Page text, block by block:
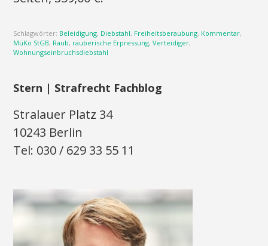
Schlagwörter: Beleidigung, Diebstahl, Freiheitsberaubung, Kommentar,
MüKo StGB, Raub, räuberische Erpressung,Verteidiger,
Wohnungseinbruchsdiebstahl
Stern | Strafrecht Fachblog
Stralauer Platz 34
10243 Berlin
Tel: 030 / 629 33 55 11